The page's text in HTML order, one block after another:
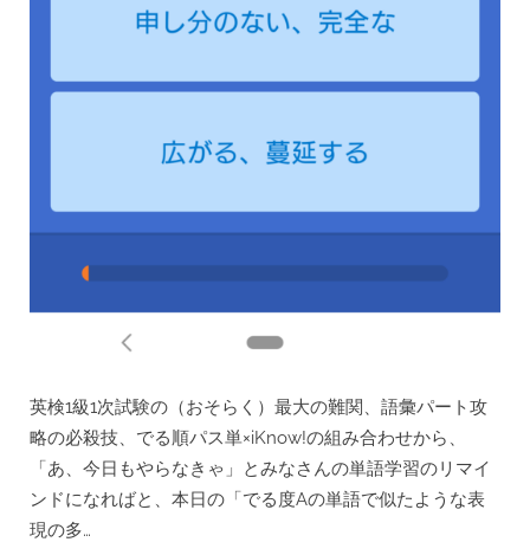
英検1級1次試験の（おそらく）最大の難関、語彙パート攻
略の必殺技、でる順パス単×iKnow!の組み合わせから、
「あ、今日もやらなきゃ」とみなさんの単語学習のリマイ
ンドになればと、本日の「でる度Aの単語で似たような表
現の多…